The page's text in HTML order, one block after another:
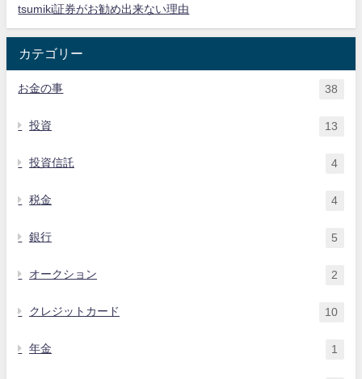
tsumiki証券がお勧め出来ない理由
カテゴリー
お金の事 38
投資 13
投資信託 4
税金 4
銀行 5
オークション 2
クレジットカード 10
年金 1